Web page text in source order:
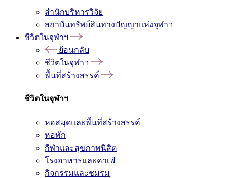
สำนักบริหารวิจัย
สถาบันทรัพย์สินทางปัญญาแห่งจุฬาฯ
ชีวิตในจุฬาฯ
ย้อนกลับ
ชีวิตในจุฬาฯ
พื้นที่สร้างสรรค์
ชีวิตในจุฬาฯ
หอสมุดและพื้นที่สร้างสรรค์
หอพัก
กีฬาและสุขภาพนิสิต
โรงอาหารและคาเฟ่
กิจกรรมและชมรม